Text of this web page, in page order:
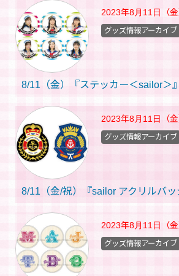
2023年8月11日（金
8/11（金）『ステッカー＜sailor＞』
グッズ情報アーカイブ
2023年8月11日（金
8/11（金/祝）『sailor アクリルバッ
グッズ情報アーカイブ
2023年8月11日（金
グッズ情報アーカイブ